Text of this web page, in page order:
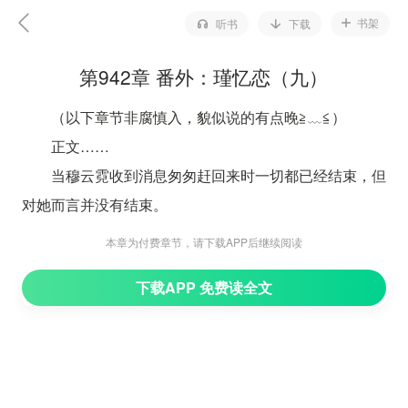
听书 下载 书架
第942章 番外：瑾忆恋（九）
（以下章节非腐慎入，貌似说的有点晚≧﹏≦）
正文……
当穆云霓收到消息匆匆赶回来时一切都已经结束，但
对她而言并没有结束。
她空间里还有很多生命药剂，只要让上官忆服下去就
但，有件事只怕哪怕是她的药剂也无力改变。
本章为付费章节，请下载APP后继续阅读
下载APP 免费读全文